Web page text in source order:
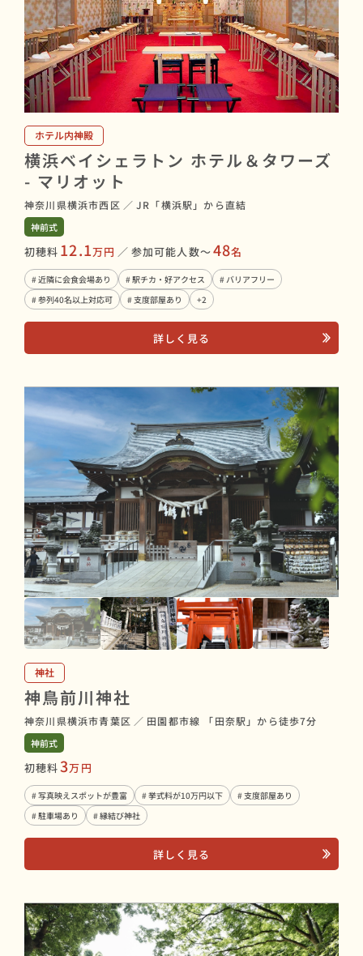
ホテル内神殿
横浜ベイシェラトン ホテル＆タワーズ
- マリオット
神奈川県横浜市西区 ／ JR「横浜駅」から直結
神前式
初穂料 12.1万円 ／ 参加可能人数〜48名
# 近隣に会食会場あり # 駅チカ・好アクセス
# バリアフリー
# 参列40名以上対応可
# 支度部屋あり +2
詳しく見る
神社
神鳥前川神社
神奈川県横浜市青葉区 ／ 田園都市線 「田奈駅」から徒歩7分
神前式
初穂料3万円
# 写真映えスポットが豊富 # 挙式料が10万円以下
# 支度部屋あり
# 駐車場あり
# 縁結び神社
詳しく見る